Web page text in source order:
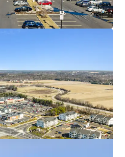
Lower Makefield
Demographic Profile within